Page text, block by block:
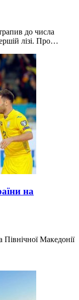
до числа
лізі. Про…
на
Північної Македонії